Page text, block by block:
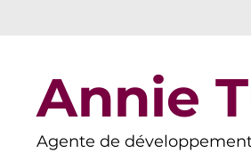
Annie
Agente de